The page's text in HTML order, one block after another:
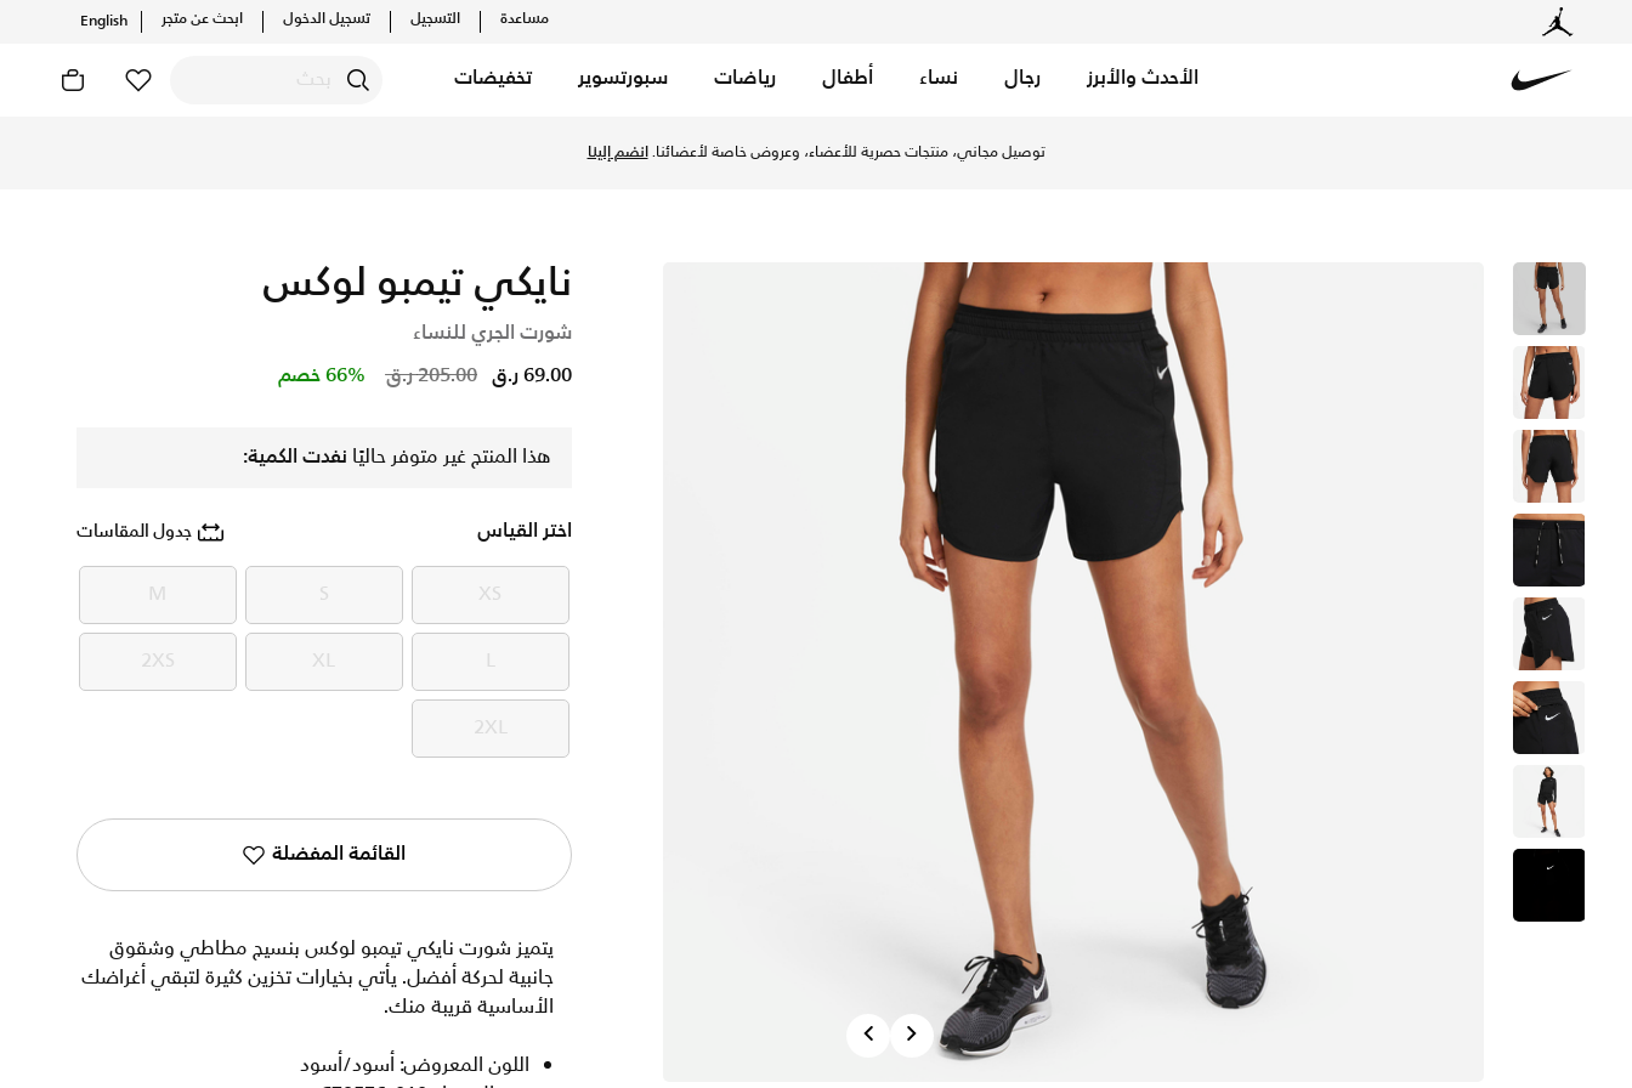
مساعدة التسجيل تسجيل الدخول ابحث عن متجر English
الأحدث والأبرز رجال نساء أطفال رياضات سبورتسوير تخفيضات
توصيل مجاني، منتجات حصرية للأعضاء، وعروض خاصة لأعضائنا.انضم إلينا
Next
نايكي تيمبو لوكس
شورت الجري للنساء
Price reduced from
205.00 ر.ق to 69.00 ر.ق 66% خصم
هذا المنتج غير متوفر حاليًا نفدت الكمية:
اختر القياس جدول المقاسات
XS
XS
S
S
M
M
L
L
XL
XL
2XS
2XS
2XL
2XL
القائمة المفضلة
يتميز شورت نايكي تيمبو لوكس بنسيج مطاطي وشقوق
جانبية لحركة أفضل. يأتي بخيارات تخزين كثيرة لتبقي أغراضك
الأساسية قريبة منك.
اللون المعروض: أسود/أسود